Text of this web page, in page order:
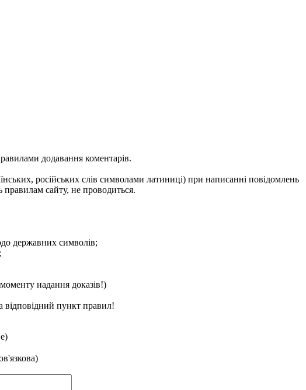
додавання коментарів.
російських слів символами латиниці) при написанні повідомлень
правилам сайту, не проводиться.
державних символів;
надання доказів!)
відповідний пункт правил!